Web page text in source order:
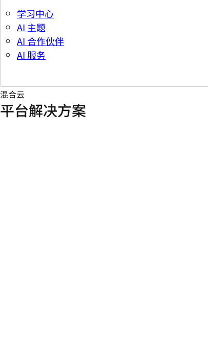
学习中心
AI 主题
AI 合作伙伴
AI 服务
混合云
平台解决方案